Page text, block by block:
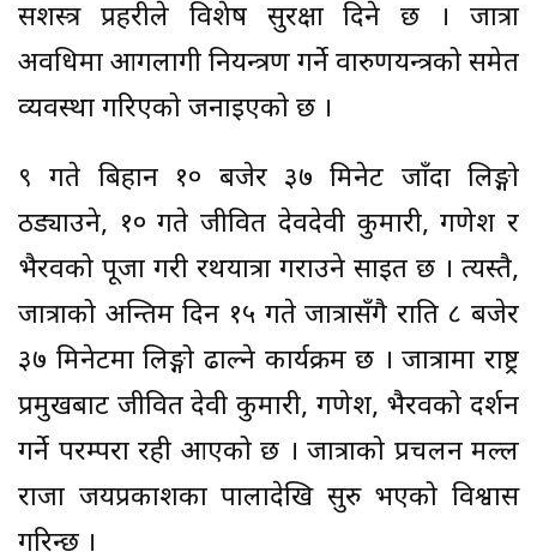
सशस्त्र प्रहरीले विशेष सुरक्षा दिने छ । जात्रा
अवधिमा आगलागी नियन्त्रण गर्ने वारुणयन्त्रको समेत
व्यवस्था गरिएको जनाइएको छ ।
९ गते बिहान १० बजेर ३७ मिनेट जाँदा लिङ्गो
ठड्याउने, १० गते जीवित देवदेवी कुमारी, गणेश र
भैरवको पूजा गरी रथयात्रा गराउने साइत छ । त्यस्तै,
जात्राको अन्तिम दिन १५ गते जात्रासँगै राति ८ बजेर
३७ मिनेटमा लिङ्गो ढाल्ने कार्यक्रम छ । जात्रामा राष्ट्र
प्रमुखबाट जीवित देवी कुमारी, गणेश, भैरवको दर्शन
गर्ने परम्परा रही आएको छ । जात्राको प्रचलन मल्ल
राजा जयप्रकाशका पालादेखि सुरु भएको विश्वास
गरिन्छ ।